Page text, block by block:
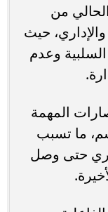
من
حيث
وعدم
المهمة
ما تسبب
حتى وصل